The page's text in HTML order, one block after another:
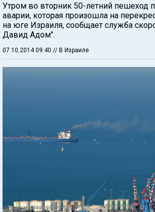
Утром во вторник 50-летний пешеход
аварии, которая произошла на
на юге Израиля, сообщает служба
Давид Адом".
07.10.2014 09:40 // В Израиле